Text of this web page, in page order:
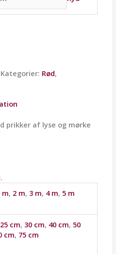
Kategorier: Rød,
prikker af lyse og mørke
m, 2 m, 3 m, 4 m, 5 m
25 cm, 30 cm, 40 cm, 50
cm, 75 cm